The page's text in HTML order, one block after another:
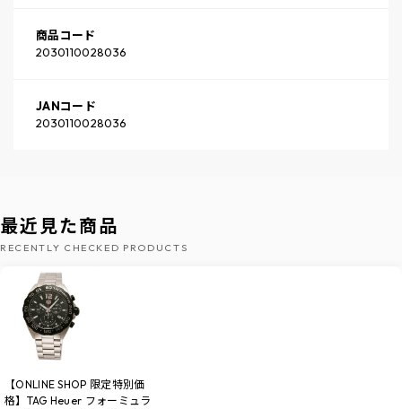
商品コード
2030110028036
JANコード
2030110028036
最近見た商品
RECENTLY CHECKED PRODUCTS
【ONLINE SHOP 限定特別価
格】TAG Heuer フォーミュラ